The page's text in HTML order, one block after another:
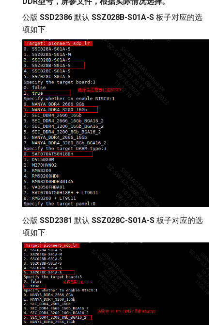
公版 SSD2386 默认 SSZ028B-S01A-S 板子对应的选
项如下:
公版 SSD2381 默认 SSZ028C-S01A-S 板子对应的选
项如下: